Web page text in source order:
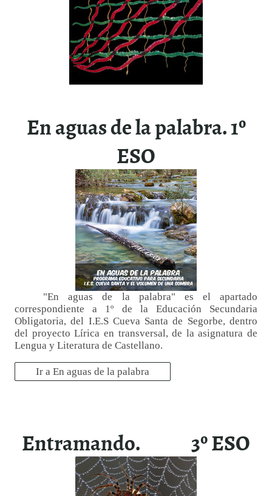
En aguas de la palabra. 1º
ESO
"En aguas de la palabra" es el apartado
correspondiente a 1º de la Educación Secundaria
Obligatoria, del I.E.S Cueva Santa de Segorbe, dentro
del proyecto Lírica en transversal, de la asignatura de
Lengua y Literatura de Castellano.
Ir a En aguas de la palabra
Entramando. 3º ESO